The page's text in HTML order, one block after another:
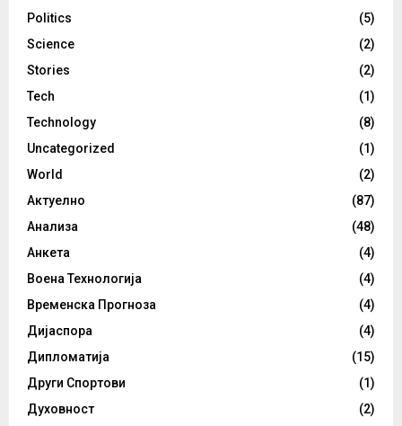
Politics
(5)
Science
(2)
Stories
(2)
Tech
(1)
Technology
(8)
Uncategorized
(1)
World
(2)
Актуелно
(87)
Анализа
(48)
Анкета
(4)
Воена Технологија
(4)
Временска Прогноза
(4)
Дијаспора
(4)
Дипломатија
(15)
Други Спортови
(1)
Духовност
(2)